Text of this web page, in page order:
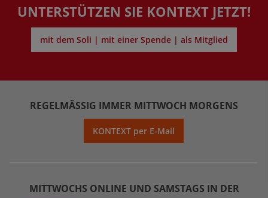
UNTERSTÜTZEN SIE KONTEXT JETZT!
mit dem Soli | mit einer Spende | als Mitglied
REGELMÄSSIG IMMER MITTWOCH MORGENS
KONTEXT per E-Mail
MITTWOCHS ONLINE UND SAMSTAGS IN DER